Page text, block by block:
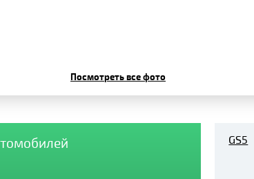
Посмотреть все фото
GS5